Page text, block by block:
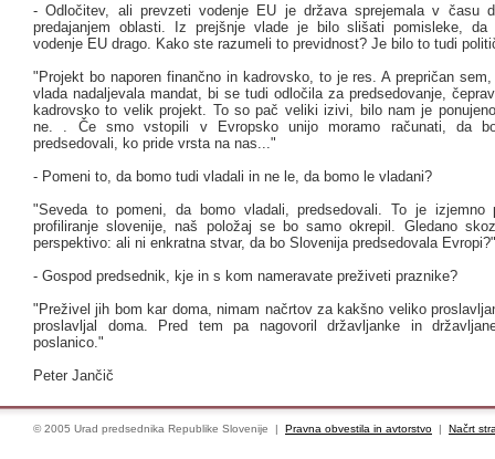
- Odločitev, ali prevzeti vodenje EU je država sprejemala v času
predajanjem oblasti. Iz prejšnje vlade je bilo slišati pomisleke,
vodenje EU drago. Kako ste razumeli to previdnost? Je bilo to tudi
"Projekt bo naporen finančno in kadrovsko, to je res. A prepričan
vlada nadaljevala mandat, bi se tudi odločila za predsedovanje,
kadrovsko to velik projekt. To so pač veliki izivi, bilo nam je
ne. . Če smo vstopili v Evropsko unijo moramo računati, da
predsedovali, ko pride vrsta na nas..."
- Pomeni to, da bomo tudi vladali in ne le, da bomo le vladani?
"Seveda to pomeni, da bomo vladali, predsedovali. To je izjemno
profiliranje slovenije, naš položaj se bo samo okrepil. Gledano
perspektivo: ali ni enkratna stvar, da bo Slovenija predsedovala Evropi?"
- Gospod predsednik, kje in s kom nameravate preživeti praznike?
"Preživel jih bom kar doma, nimam načrtov za kakšno veliko
proslavljal doma. Pred tem pa nagovoril državljanke in
poslanico."
Peter Jančič
© 2005 Urad predsednika Republike Slovenije | Pravna obvestila in avtorstvo | Načrt